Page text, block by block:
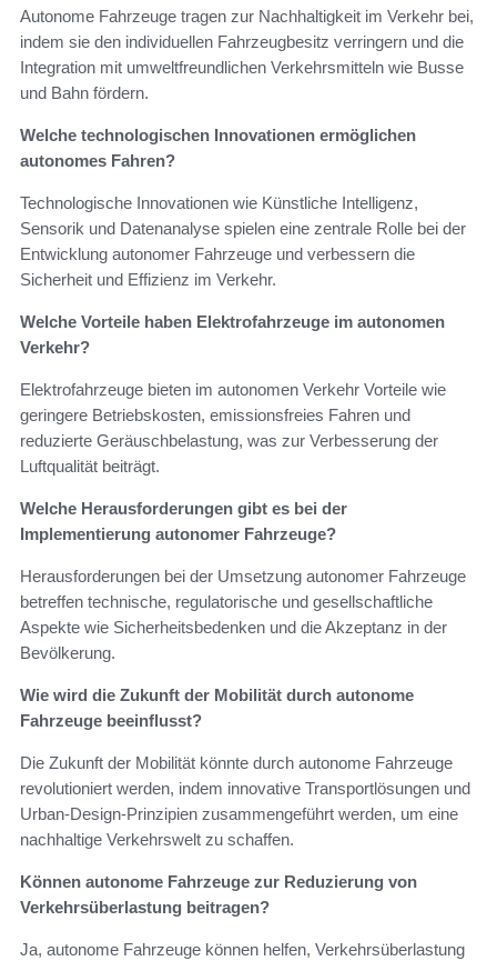
Autonome Fahrzeuge tragen zur Nachhaltigkeit im Verkehr bei,
indem sie den individuellen Fahrzeugbesitz verringern und die
Integration mit umweltfreundlichen Verkehrsmitteln wie Busse
und Bahn fördern.
Welche technologischen Innovationen ermöglichen
autonomes Fahren?
Technologische Innovationen wie Künstliche Intelligenz,
Sensorik und Datenanalyse spielen eine zentrale Rolle bei der
Entwicklung autonomer Fahrzeuge und verbessern die
Sicherheit und Effizienz im Verkehr.
Welche Vorteile haben Elektrofahrzeuge im autonomen
Verkehr?
Elektrofahrzeuge bieten im autonomen Verkehr Vorteile wie
geringere Betriebskosten, emissionsfreies Fahren und
reduzierte Geräuschbelastung, was zur Verbesserung der
Luftqualität beiträgt.
Welche Herausforderungen gibt es bei der
Implementierung autonomer Fahrzeuge?
Herausforderungen bei der Umsetzung autonomer Fahrzeuge
betreffen technische, regulatorische und gesellschaftliche
Aspekte wie Sicherheitsbedenken und die Akzeptanz in der
Bevölkerung.
Wie wird die Zukunft der Mobilität durch autonome
Fahrzeuge beeinflusst?
Die Zukunft der Mobilität könnte durch autonome Fahrzeuge
revolutioniert werden, indem innovative Transportlösungen und
Urban-Design-Prinzipien zusammengeführt werden, um eine
nachhaltige Verkehrswelt zu schaffen.
Können autonome Fahrzeuge zur Reduzierung von
Verkehrsüberlastung beitragen?
Ja, autonome Fahrzeuge können helfen, Verkehrsüberlastung